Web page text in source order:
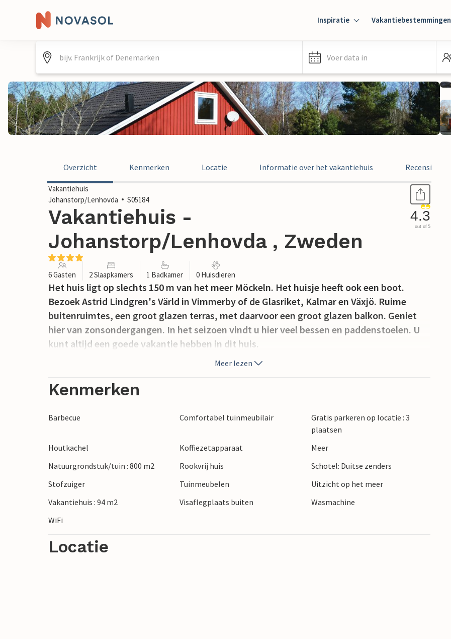
Inspiratie Vakantiebestemmingen
Voer data in
Overzicht Kenmerken Locatie Informatie over het vakantiehuis Recensies
Vakantiehuis
Johanstorp/Lenhovda
S05184
Vakantiehuis -
Johanstorp/Lenhovda , Zweden
4.3
out of 5
6 Gasten 2 Slaapkamers 1 Badkamer 0 Huisdieren
Het huis ligt op slechts 150 m van het meer Möckeln. Het huisje heeft ook een boot.
Bezoek Astrid Lindgren's Värld in Vimmerby of de Glasriket, Kalmar en Växjö. Ruime
buitenruimtes, een groot glazen terras, met daarvoor een groot glazen balkon. Geniet
hier van zonsondergangen. In het seizoen vindt u hier veel bessen en paddenstoelen. U
kunt altijd een goede vakantie hebben in dit huis.
Meer lezen
Kenmerken
Barbecue Comfortabel tuinmeubilair
Gratis parkeren op locatie : 3
plaatsen
Houtkachel
Koffiezetapparaat
Meer
Natuurgrondstuk/tuin : 800 m2
Rookvrij huis
Schotel: Duitse zenders
Stofzuiger
Tuinmeubelen
Uitzicht op het meer
Vakantiehuis : 94 m2
Visaflegplaats buiten
Wasmachine
WiFi
Locatie